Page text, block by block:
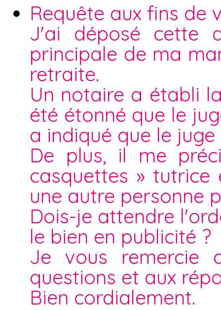
Requête aux fins de
J'ai déposé cette
principale de ma
retraite.
Un notaire a établi
été étonné que le
a indiqué que le
De plus, il me
casquettes »
une autre personne
Dois-je attendre
le bien en publicité ?
Je vous remercie
questions et aux
Bien cordialement.